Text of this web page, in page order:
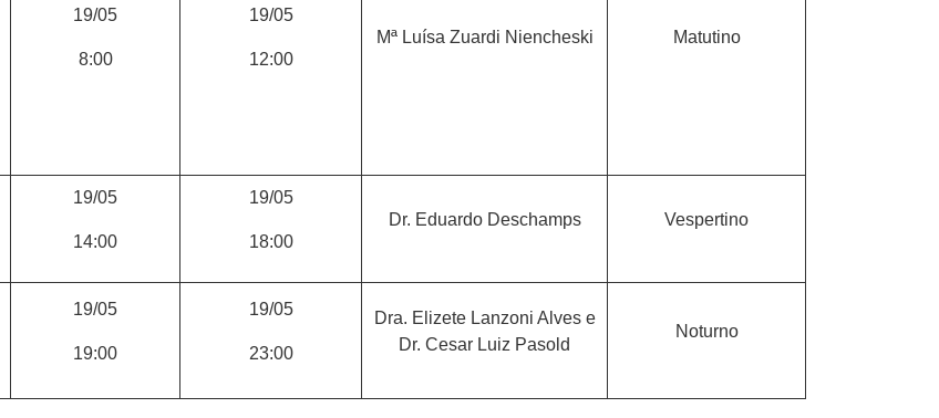
19/05
8:00
19/05
12:00
Mª Luísa Zuardi Niencheski Matutino
19/05
14:00
19/05
18:00
Dr. Eduardo Deschamps Vespertino
19/05
19:00
19/05
23:00
Dra. Elizete Lanzoni Alves e
Dr. Cesar Luiz Pasold
Noturno